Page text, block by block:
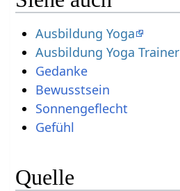
Ausbildung Yoga
Ausbildung Yoga Trainer
Gedanke
Bewusstsein
Sonnengeflecht
Gefühl
Quelle